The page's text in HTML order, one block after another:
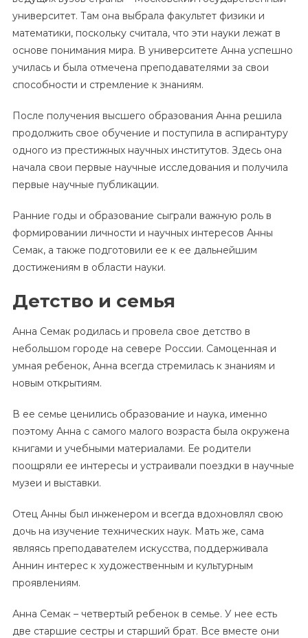
университет. Там она выбрала факультет физики и
математики, поскольку считала, что эти науки лежат в
основе понимания мира. В университете Анна успешно
училась и была отмечена преподавателями за свои
способности и стремление к знаниям.
После получения высшего образования Анна решила
продолжить свое обучение и поступила в аспирантуру
одного из престижных научных институтов. Здесь она
начала свои первые научные исследования и получила
первые научные публикации.
Ранние годы и образование сыграли важную роль в
формировании личности и научных интересов Анны
Семак, а также подготовили ее к ее дальнейшим
достижениям в области науки.
Детство и семья
Анна Семак родилась и провела свое детство в
небольшом городе на севере России. Самоценная и
умная ребенок, Анна всегда стремилась к знаниям и
новым открытиям.
В ее семье ценились образование и наука, именно
поэтому Анна с самого малого возраста была окружена
книгами и учебными материалами. Ее родители
поощряли ее интересы и устраивали поездки в научные
музеи и выставки.
Отец Анны был инженером и всегда вдохновлял свою
дочь на изучение технических наук. Мать же, сама
являясь преподавателем искусства, поддерживала
Аннин интерес к художественным и культурным
проявлениям.
Анна Семак – четвертый ребенок в семье. У нее есть
две старшие сестры и старший брат. Все вместе они